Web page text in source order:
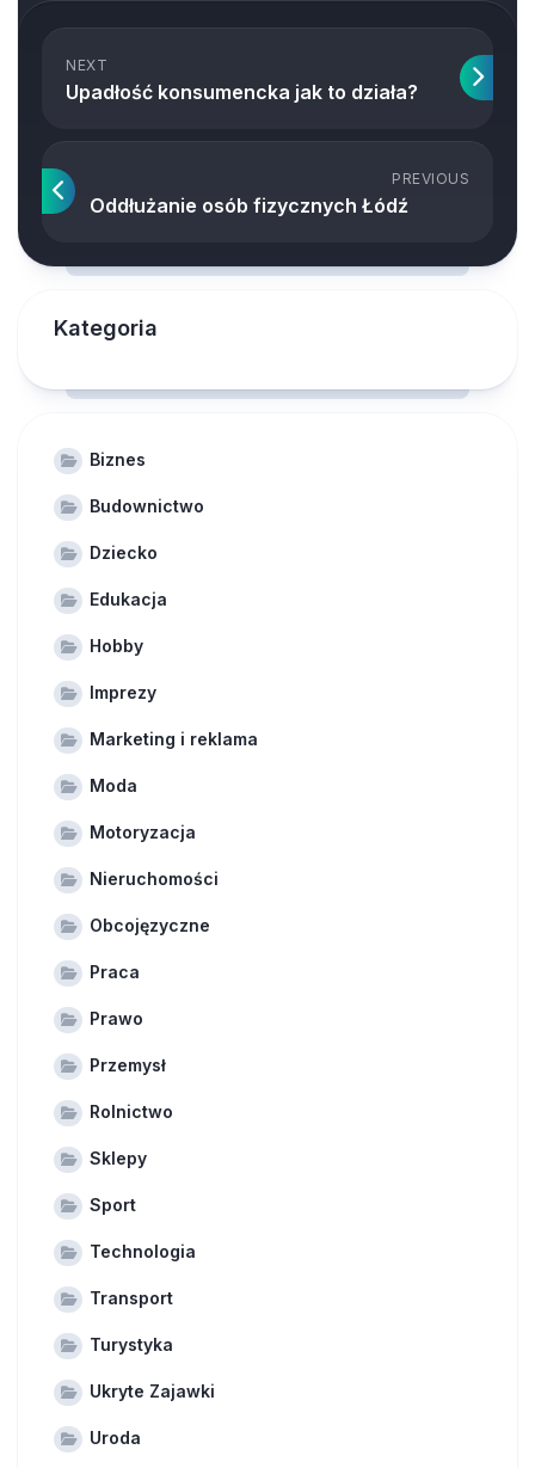
NEXT
Upadłość konsumencka jak to działa?
PREVIOUS
Oddłużanie osób fizycznych Łódź
Kategoria
Biznes
Budownictwo
Dziecko
Edukacja
Hobby
Imprezy
Marketing i reklama
Moda
Motoryzacja
Nieruchomości
Obcojęzyczne
Praca
Prawo
Przemysł
Rolnictwo
Sklepy
Sport
Technologia
Transport
Turystyka
Ukryte Zajawki
Uroda